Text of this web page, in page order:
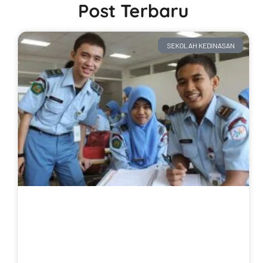
Post Terbaru
SEKOLAH KEDINASAN